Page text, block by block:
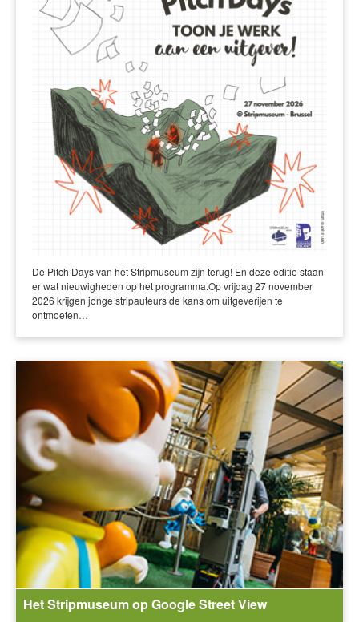
De Pitch Days van het Stripmuseum zijn terug! En deze editie staan
er wat nieuwigheden op het programma.Op vrijdag 27 november
2026 krijgen jonge stripauteurs de kans om uitgeverijen te
ontmoeten…
Het Stripmuseum op Google Street View